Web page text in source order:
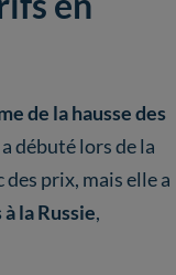
de la hausse des
débuté lors de la
prix, mais elle a
la Russie,